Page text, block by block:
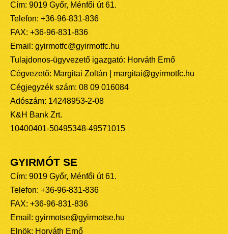
Cím: 9019 Győr, Ménfői út 61.
Telefon: +36-96-831-836
FAX: +36-96-831-836
Email: gyirmotfc@gyirmotfc.hu
Tulajdonos-ügyvezető igazgató: Horváth Ernő
Cégvezető: Margitai Zoltán | margitai@gyirmotfc.hu
Cégjegyzék szám: 08 09 016084
Adószám: 14248953-2-08
K&H Bank Zrt.
10400401-50495348-49571015
GYIRMÓT SE
Cím: 9019 Győr, Ménfői út 61.
Telefon: +36-96-831-836
FAX: +36-96-831-836
Email: gyirmotse@gyirmotse.hu
Elnök: Horváth Ernő